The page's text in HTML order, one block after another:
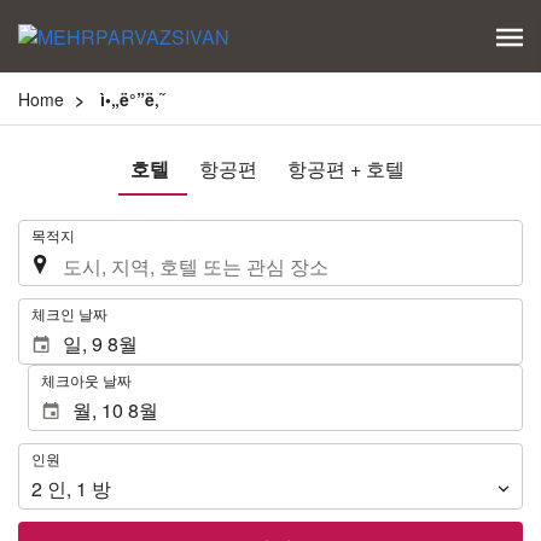
Home ì•„ë°”ë‚˜
호텔 항공편 항공편 + 호텔
. 목적지
. 체크인 날짜
체크아웃 날짜
인
원
인원
2 인, 1 방